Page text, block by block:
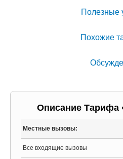
Полезные
Похожие
Описание Тарифа
Местные вызовы:
Все входящие вызовы